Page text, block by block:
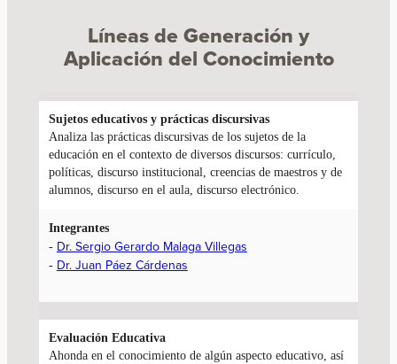
Líneas de Generación y
Aplicación del Conocimiento
Sujetos educativos y prácticas discursivas
Analiza las prácticas discursivas de los sujetos de la
educación en el contexto de diversos discursos: currículo,
políticas, discurso institucional, creencias de maestros y de
alumnos, discurso en el aula, discurso electrónico.
Integrantes
- Dr. Sergio Gerardo Malaga Villegas
- Dr. Juan Páez Cárdenas
Evaluación Educativa
Ahonda en el conocimiento de algún aspecto educativo, así